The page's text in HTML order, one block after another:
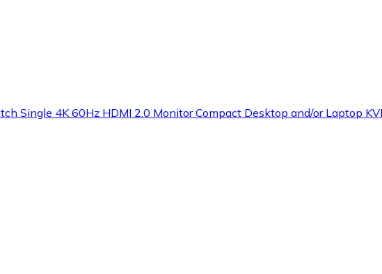
Single 4K 60Hz HDMI 2.0 Monitor Compact Desktop and/or Laptop